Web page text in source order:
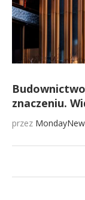
znaczeniu.
przez